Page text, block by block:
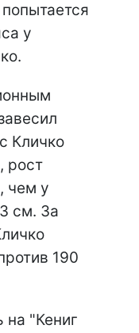
у
Кличко
рост
чем у
см. За
190
на "Кениг